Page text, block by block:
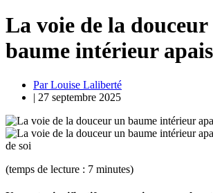
La voie de la
baume intérieur
Par Louise Laliberté
| 27 septembre 2025
(temps de lecture : 7 minutes)